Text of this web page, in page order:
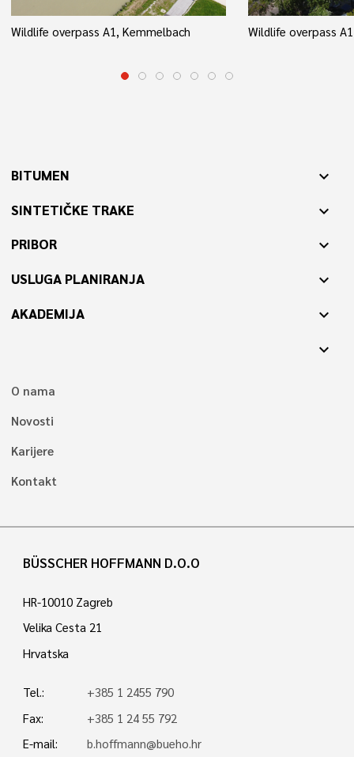
Wildlife overpass A1, Kemmelbach Wildlife overpass
BITUMEN expand_more
SINTETIČKE TRAKE expand_more
PRIBOR expand_more
USLUGA PLANIRANJA expand_more
AKADEMIJA
expand_more
expand_more
O nama
Novosti
Karijere
Kontakt
BÜSSCHER HOFFMANN D.O.O
HR-10010 Zagreb
Velika Cesta 21
Hrvatska
Tel.:
+385 1 2455 790
Fax:
+385 1 24 55 792
E-mail:
b.hoffmann@bueho.hr